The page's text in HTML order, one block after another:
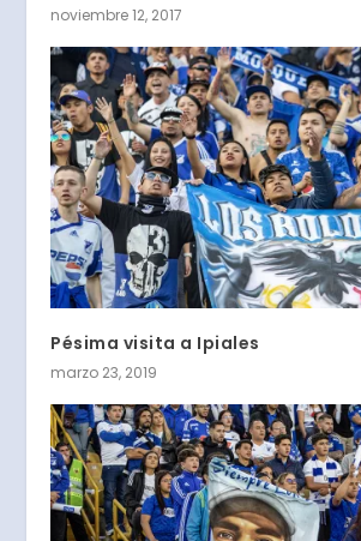
noviembre 12, 2017
Pésima visita a Ipiales
marzo 23, 2019